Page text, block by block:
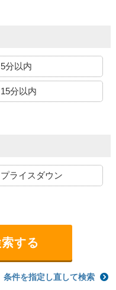
5分以内
15分以内
プライスダウン
条件を指定し直して検索